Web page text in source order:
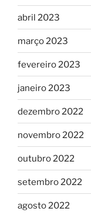
abril 2023
março 2023
fevereiro 2023
janeiro 2023
dezembro 2022
novembro 2022
outubro 2022
setembro 2022
agosto 2022